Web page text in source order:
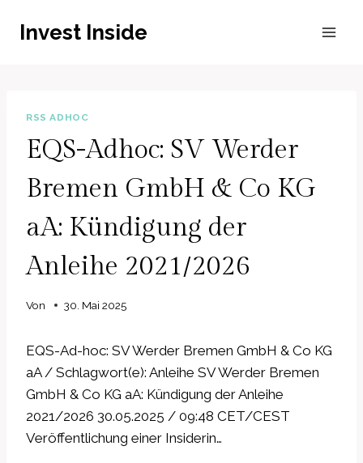
InhaltInvest Inside
RSS ADHOC
EQS-Adhoc: SV Werder
Bremen GmbH & Co KG
aA: Kündigung der
Anleihe 2021/2026
Von 30. Mai 2025
EQS-Ad-hoc: SV Werder Bremen GmbH & Co KG
aA / Schlagwort(e): Anleihe SV Werder Bremen
GmbH & Co KG aA: Kündigung der Anleihe
2021/2026 30.05.2025 / 09:48 CET/CEST
Veröffentlichung einer Insiderin…